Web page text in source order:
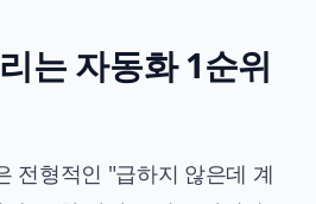
는 자동화 1순위
전형적인 "급하지 않은데 계